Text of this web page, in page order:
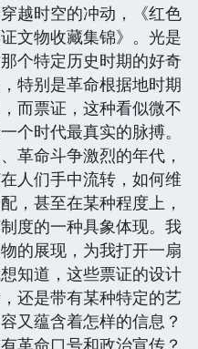
越时空的冲动，《红色
文物收藏集锦》。光是
个特定历史时期的好奇
特别是革命根据地时期
而票证，这种看似微不
个时代最真实的脉搏。
革命斗争激烈的年代，
人们手中流转，如何维
，甚至在某种程度上，
度的一种具象体现。我
的展现，为我打开一扇
知道，这些票证的设计
还是带有某种特定的艺
又蕴含着怎样的信息？
革命口号和政治宣传？